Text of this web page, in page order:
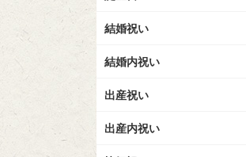
結婚祝い
結婚内祝い
出産祝い
出産内祝い